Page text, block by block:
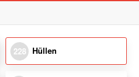
228 Hüllen